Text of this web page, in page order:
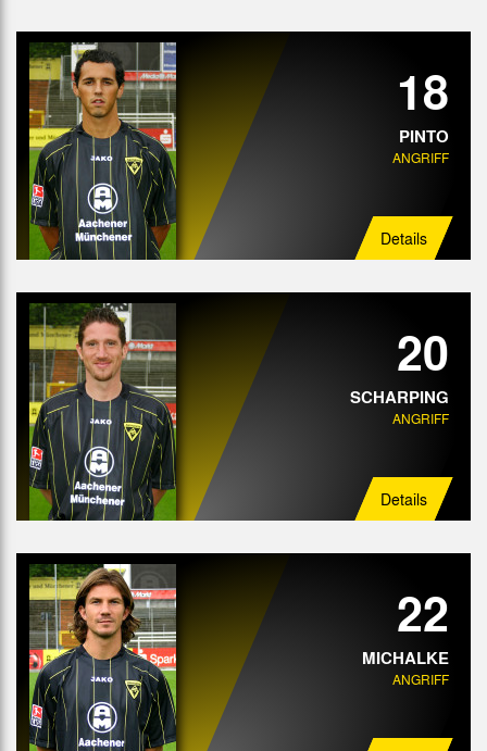
18
PINTO
ANGRIFF
Details
20
SCHARPING
ANGRIFF
Details
22
MICHALKE
ANGRIFF